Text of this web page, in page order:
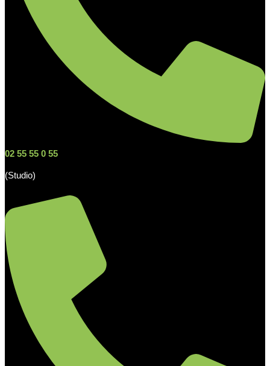
02 55 55 0 55
(Studio)